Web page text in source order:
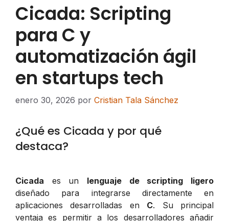
Cicada: Scripting
para C y
automatización ágil
en startups tech
enero 30, 2026 por Cristian Tala Sánchez
¿Qué es Cicada y por qué
destaca?
Cicada es un lenguaje de scripting ligero
diseñado para integrarse directamente en
aplicaciones desarrolladas en C. Su principal
ventaja es permitir a los desarrolladores añadir